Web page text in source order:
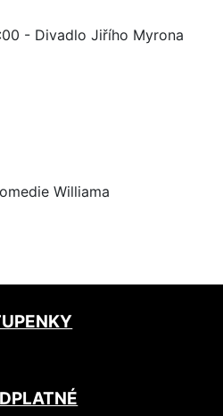
- Divadlo Jiřího Myrona
Williama